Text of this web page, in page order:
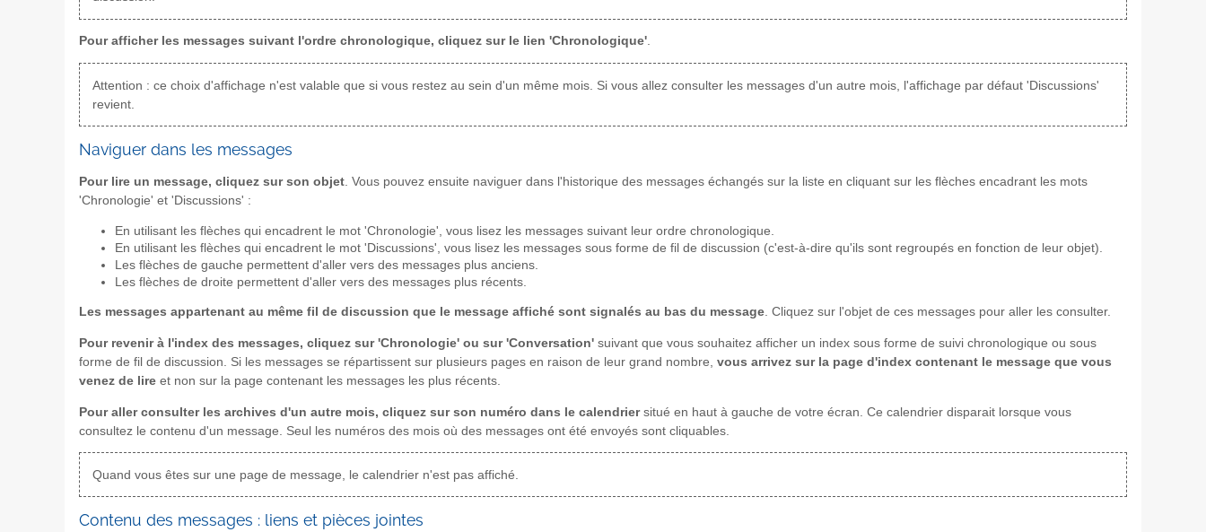
Pour afficher les messages suivant l'ordre chronologique, cliquez sur le lien 'Chronologique'.
Attention : ce choix d'affichage n'est valable que si vous restez au sein d'un même mois. Si vous allez consulter les messages d'un autre mois, l'affichage par défaut 'Discussions'
revient.
Naviguer dans les messages
Pour lire un message, cliquez sur son objet. Vous pouvez ensuite naviguer dans l'historique des messages échangés sur la liste en cliquant sur les flèches encadrant les mots
'Chronologie' et 'Discussions' :
En utilisant les flèches qui encadrent le mot 'Chronologie', vous lisez les messages suivant leur ordre chronologique.
En utilisant les flèches qui encadrent le mot 'Discussions', vous lisez les messages sous forme de fil de discussion (c'est-à-dire qu'ils sont regroupés en fonction de leur objet).
Les flèches de gauche permettent d'aller vers des messages plus anciens.
Les flèches de droite permettent d'aller vers des messages plus récents.
Les messages appartenant au même fil de discussion que le message affiché sont signalés au bas du message. Cliquez sur l'objet de ces messages pour aller les consulter.
Pour revenir à l'index des messages, cliquez sur 'Chronologie' ou sur 'Conversation' suivant que vous souhaitez afficher un index sous forme de suivi chronologique ou sous
forme de fil de discussion. Si les messages se répartissent sur plusieurs pages en raison de leur grand nombre, vous arrivez sur la page d'index contenant le message que vous
venez de lire et non sur la page contenant les messages les plus récents.
Pour aller consulter les archives d'un autre mois, cliquez sur son numéro dans le calendriersitué en haut à gauche de votre écran. Ce calendrier disparait lorsque vous
consultez le contenu d'un message. Seul les numéros des mois où des messages ont été envoyés sont cliquables.
Quand vous êtes sur une page de message, le calendrier n'est pas affiché.
Contenu des messages : liens et pièces jointes